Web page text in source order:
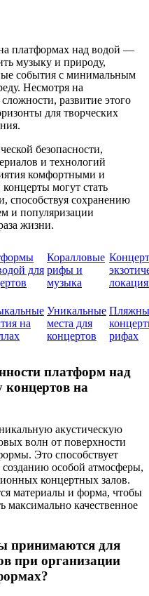
платформах над водой —
музыку и природу,
события с минимальным
Несмотря на
развитие этого
для творческих
безопасности,
и технологий
комфортными и
могут стать
способствуя сохранению
и популяризации
жизни.
для
Коралловые
рифы и
музыка
на
Уникальные
места для
концертов
рифах
платформ над
концертов на
акустическую
волн от поверхности
Это способствует
особой атмосферы,
концертных залов.
материалы и форма, чтобы
максимально качественное
принимаются для
при организации